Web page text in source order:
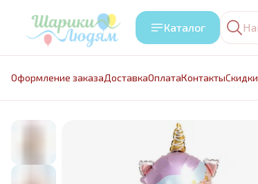
Каталог
Оформление заказаДоставкаОплатаКонтактыCкидки